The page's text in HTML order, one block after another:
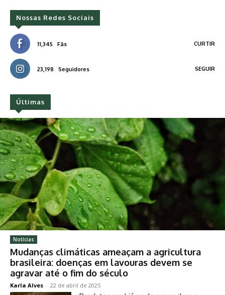
Nossas Redes Sociais
11,345 Fãs CURTIR
23,198 Seguidores SEGUIR
Últimas
Notícias
Mudanças climáticas ameaçam a agricultura
brasileira: doenças em lavouras devem se
agravar até o fim do século
Karla Alves - 22 de abril de 2025